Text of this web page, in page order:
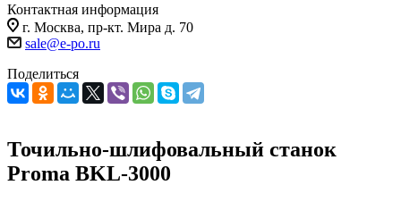
Контактная информация
г. Москва, пр-кт. Мира д. 70
sale@e-po.ru
Поделиться
Точильно-шлифовальный станок
Proma BKL-3000